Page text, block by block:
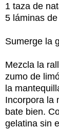
1 taza de
5 láminas
Sumerge la
Mezcla la
zumo de
la
Incorpora la
bate bien.
gelatina sin